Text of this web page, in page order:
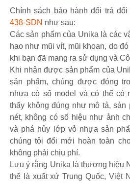
Chính sách bảo hành đổi trả
438-SDN như sau:
Các sản phẩm của Unika là các
hao như mũi vít, mũi khoan, do
khi bạn đã mang ra sử dụng và
Khi nhận được sản phẩm của
sản phẩm, chúng được đóng
nhựa có số model và có thể có
thấy không đúng như mô tả, sản
nét, không có số hiệu như ảnh
và phá hủy lớp vỏ nhựa sản
chúng tôi đổi mới hoàn toàn
không phải chịu phí.
Lưu ý rằng Unika là thương hiệu
thể là xuất xứ Trung Quốc, Việt